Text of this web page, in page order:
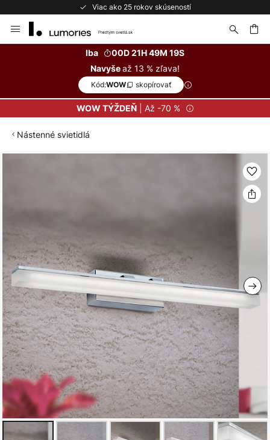
Viac ako 25 rokov skúseností
to
Iba
00D 21H 49M 18S
Navyšeaž 13 % zľava!
Kód:WOW skopírovať
WOW TÝŽDEŇ| Až -70 %
Nástenné svietidlá